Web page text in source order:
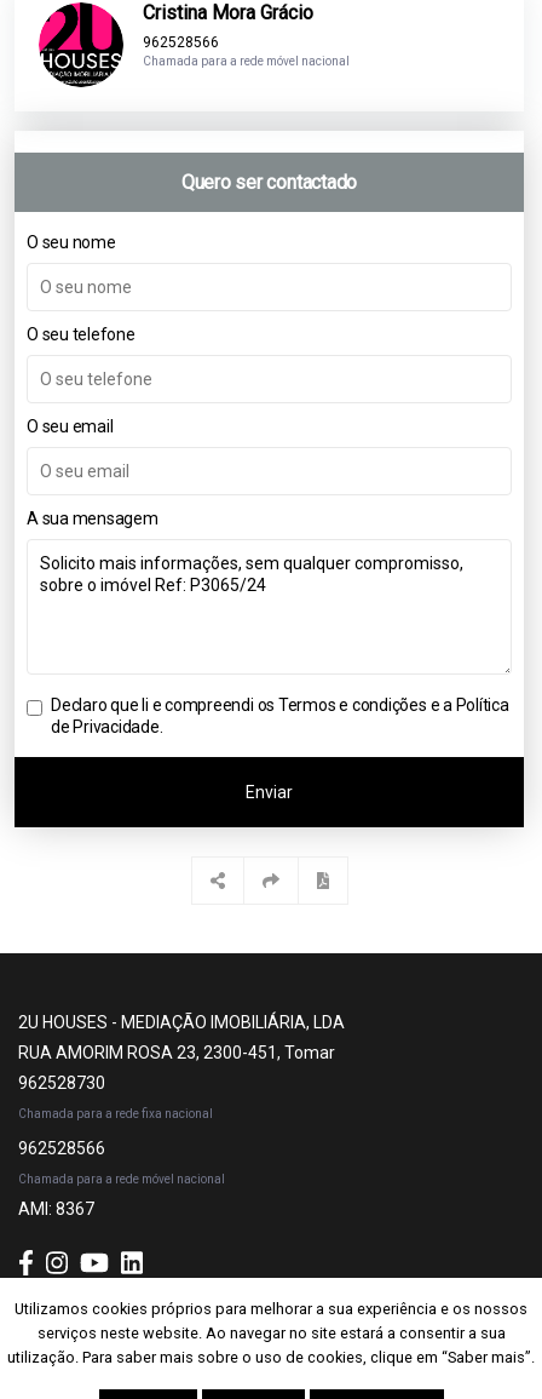
Utilizamos cookies próprios para melhorar a sua experiência e os nossos
serviços neste website. Ao navegar no site estará a consentir a sua
utilização. Para saber mais sobre o uso de cookies, clique em “Saber mais”.
Cristina Mora Grácio
962528566
Chamada para a rede móvel nacional
Quero ser contactado
O seu nome
O seu telefone
O seu email
A sua mensagem
Declaro que li e compreendi os Termos e condições e a Política
de Privacidade
Enviar
2U HOUSES - MEDIAÇÃO IMOBILIÁRIA, LDA
RUA AMORIM ROSA 23, 2300-451, Tomar
962528730
Chamada para a rede fixa nacional
962528566
Chamada para a rede móvel nacional
AMI: 8367
Subscrever
Utilizamos cookies próprios para melhorar a sua experiência e os nossos
serviços neste website. Ao navegar no site estará a consentir a sua
utilização. Para saber mais sobre o uso de cookies, clique em “Saber mais”.